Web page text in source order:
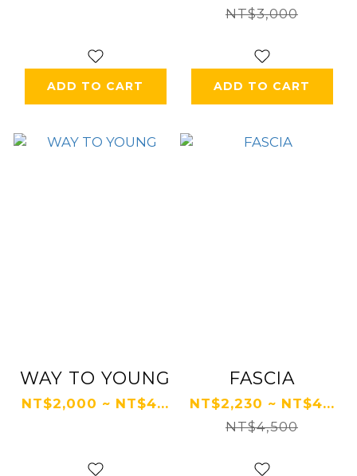
ADD TO CART
NT$3,000
ADD TO CART
WAY TO YOUNG
NT$2,000 ~ NT$4...
FASCIA
NT$2,230 ~ NT$4...
NT$4,500